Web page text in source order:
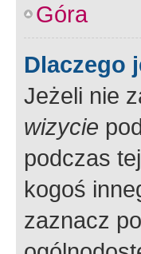
Góra
Dlaczego
Jeżeli nie
wizycie
podczas
kogoś
zaznacz